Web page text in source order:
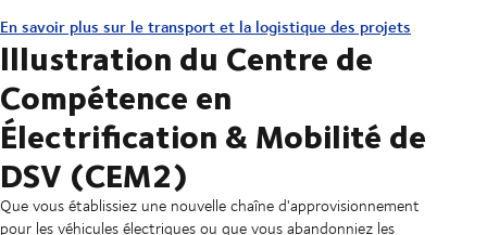
En savoir plus sur le transport et la logistique des projets
lllustration du Centre de
Compétence en
Électrification & Mobilité de
DSV (CEM2)
Que vous établissiez une nouvelle chaîne d'approvisionnement
pour les véhicules électriques ou que vous abandonniez les